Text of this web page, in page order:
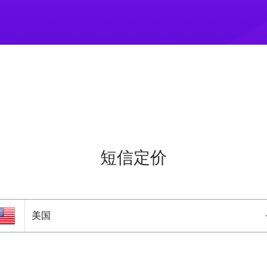
短信定价
美国